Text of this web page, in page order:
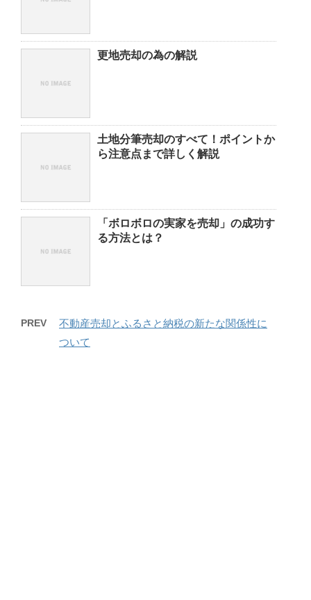
更地売却の為の解説
土地分筆売却のすべて！ポイントか
ら注意点まで詳しく解説
「ボロボロの実家を売却」の成功す
る方法とは？
PREV
不動産売却とふるさと納税の新たな関係性に
ついて